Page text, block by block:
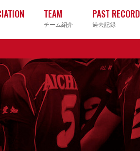
高校 中学校
ビーチ ママさん
TEAM
チーム紹介
PAST RECORD
過去記録